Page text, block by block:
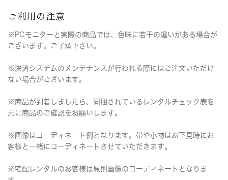
ご利用の注意
※PCモニターと実際の商品では、色味に若干の違いがある場合が
ございます。ご了承下さい。
※決済システムのメンテナンスが行われる際にはご注文いただけ
ない場合がございます。
※商品が到着しましたら、同梱されているレンタルチェック表を
元に商品のご確認をお願いします。
※画像はコーディネート例となります。帯や小物はお下見時にお
客様と一緒にコーディネートさせていただきます。
※宅配レンタルのお客様は原則画像のコーディネートとなりま